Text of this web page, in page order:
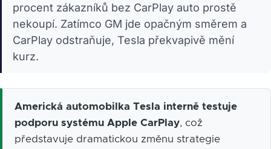
procent zákazníků bez CarPlay auto prostě
nekoupí. Zatímco GM jde opačným směrem a
CarPlay odstraňuje, Tesla překvapivě mění
kurz.
Americká automobilka Tesla interně testuje
podporu systému Apple CarPlay, což
představuje dramatickou změnu strategie